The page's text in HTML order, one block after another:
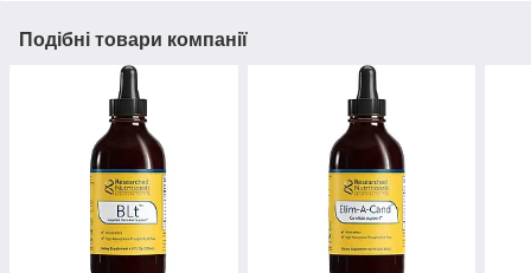
Подібні товари компанії